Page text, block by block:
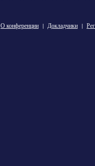
О конференции | Докладчики |